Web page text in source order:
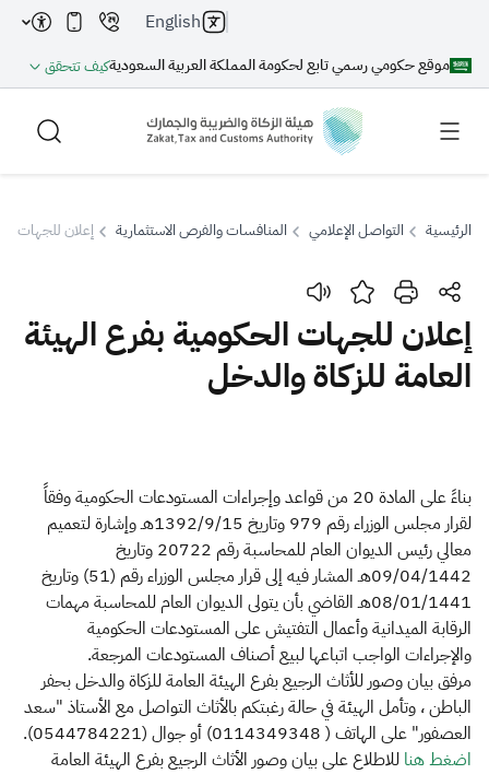
موقع حكومي رسمي تابع لحكومة المملكة العربية السعوديةكيف تتحقق
English
بحث
بحث بحث AI
الزكاة الجمارك
ضريبة القيمة المضافة
الإقرار الضريبي
التصرفات العقارية
الرئيسية التواصل الإعلامي المنافسات والفرص الاستثمارية إعلان للجهات
إعلان للجهات الحكومية بفرع الهيئة
العامة للزكاة والدخل
بناءً على المادة 20 من قواعد وإجراءات المستودعات الحكومية وفقاً
لقرار مجلس الوزراء رقم 979 وتاريخ 1392/9/15​هـ وإشارة لتعميم
معالي رئيس الديوان العام للمحاسبة رقم 20722 وتاريخ
09/04/1442هـ المشار فيه إلى قرار مجلس الوزراء رقم (51) وتاريخ
08/01/1441هـ القاضي بأن يتولى الديوان العام للمحاسبة مهمات
الرقابة الميدانية وأعمال التفتيش على المستودعات الحكومية
والإجراءات الواجب اتباعها لبيع أصناف المستودعات المرجعة.
مرفق بيان وصور للأثاث الرجيع بفرع الهيئة العامة للزكاة والدخل بحفر
الباطن ، وتأمل الهيئة في حالة رغبتكم بالأثاث التواصل مع الأستاذ "سعد
العصفور" على الهاتف ( 0114349348) أو جوال (0544784221).
اضغط هنا​ ​ للاطلاع على بيان وصور الأثاث الرجيع بفرع الهيئة العامة